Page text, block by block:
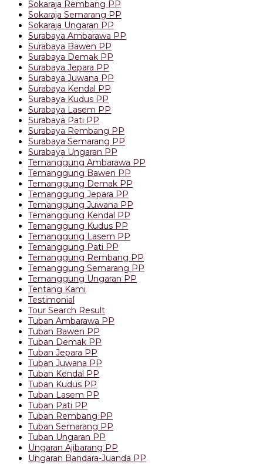
Sokaraja Rembang PP
Sokaraja Semarang PP
Sokaraja Ungaran PP
Surabaya Ambarawa PP
Surabaya Bawen PP
Surabaya Demak PP
Surabaya Jepara PP
Surabaya Juwana PP
Surabaya Kendal PP
Surabaya Kudus PP
Surabaya Lasem PP
Surabaya Pati PP
Surabaya Rembang PP
Surabaya Semarang PP
Surabaya Ungaran PP
Temanggung Ambarawa PP
Temanggung Bawen PP
Temanggung Demak PP
Temanggung Jepara PP
Temanggung Juwana PP
Temanggung Kendal PP
Temanggung Kudus PP
Temanggung Lasem PP
Temanggung Pati PP
Temanggung Rembang PP
Temanggung Semarang PP
Temanggung Ungaran PP
Tentang Kami
Testimonial
Tour Search Result
Tuban Ambarawa PP
Tuban Bawen PP
Tuban Demak PP
Tuban Jepara PP
Tuban Juwana PP
Tuban Kendal PP
Tuban Kudus PP
Tuban Lasem PP
Tuban Pati PP
Tuban Rembang PP
Tuban Semarang PP
Tuban Ungaran PP
Ungaran Ajibarang PP
Ungaran Bandara-Juanda PP